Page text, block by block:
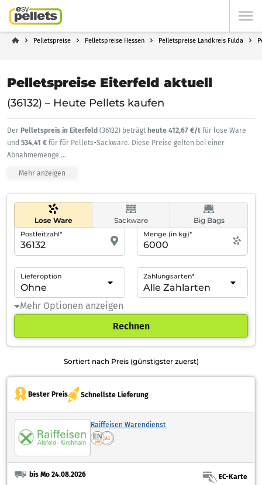
Pelletspreise Pelletspreise Hessen Pelletspreise Landkreis Fulda
Pelletspreise Eiterfeld aktuell
(36132) – Heute Pellets kaufen
Der Pelletspreis in Eiterfeld (36132) beträgt heute 412,67 €/t für lose Ware
und 534,41 € für für Pellets-Sackware. Diese Preise gelten bei einer
Abnahmemenge ...
Mehr anzeigen
Lose Ware Sackware Big Bags
Postleitzahl* Menge (in kg)*
Lieferoption Zahlungsarten*
Mehr Optionen anzeigen
Rechnen
Sortiert nach Preis (günstigster zuerst)
Bester Preis Schnellste Lieferung
Raiffeisen Warendienst
bis Mo 24.08.2026
EC-Karte